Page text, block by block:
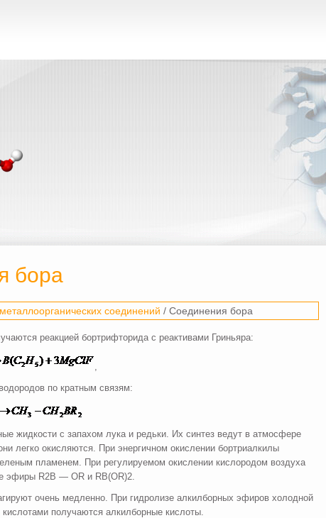
бора
соединений / Соединения бора
реакцией бортрифторида с реактивами Гриньяра:
,
по кратным связям:
жидкости с запахом лука и редьки. Их синтез ведут в атмосфере
легко окисляются. При энергичном окислении бортриалкилы
пламенем. При регулируемом окислении кислородом воздуха
эфиры R2B — OR и RB(OR)2.
очень медленно. При гидролизе алкилборных эфиров холодной
получаются алкилборные кислоты.